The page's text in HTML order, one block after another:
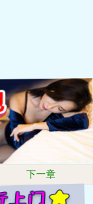
下一章